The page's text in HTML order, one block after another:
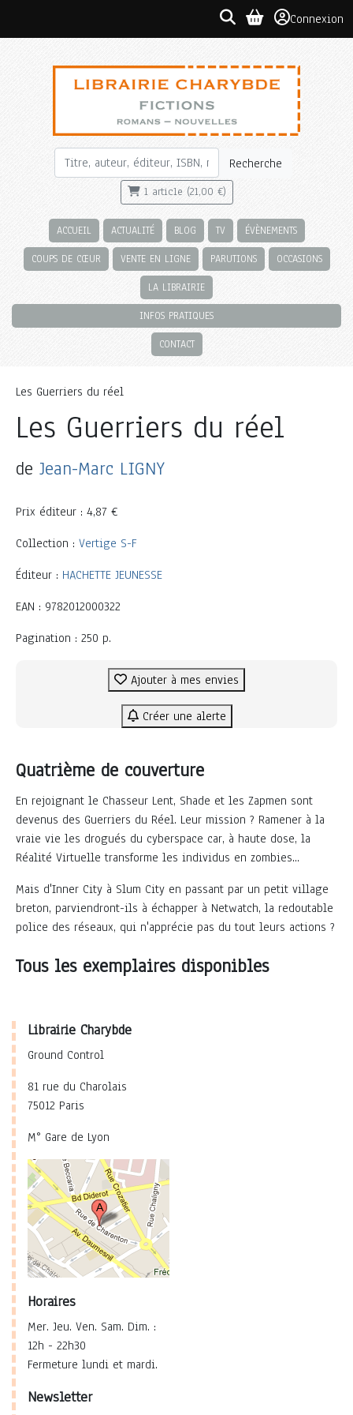
Connexion
Recherche
1 article (21,00 €)
ACCUEIL ACTUALITÉ BLOG TV ÉVÈNEMENTS
COUPS DE CŒUR VENTE EN LIGNE PARUTIONS OCCASIONS
LA LIBRAIRIE
INFOS PRATIQUES
CONTACT
Les Guerriers du réel
Les Guerriers du réel
de Jean-Marc LIGNY
Prix éditeur : 4,87 €
Collection : Vertige S-F
Éditeur : HACHETTE JEUNESSE
EAN : 9782012000322
Pagination : 250 p.
Ajouter à mes envies
Créer une alerte
Quatrième de couverture
En rejoignant le Chasseur Lent, Shade et les Zapmen sont
devenus des Guerriers du Réel. Leur mission ? Ramener à la
vraie vie les drogués du cyberspace car, à haute dose, la
Réalité Virtuelle transforme les individus en zombies...
Mais d'Inner City à Slum City en passant par un petit village
breton, parviendront-ils à échapper à Netwatch, la redoutable
police des réseaux, qui n'apprécie pas du tout leurs actions ?
Tous les exemplaires disponibles
Librairie Charybde
Ground Control
81 rue du Charolais
75012 Paris
M° Gare de Lyon
Horaires
Mer. Jeu. Ven. Sam. Dim. :
12h - 22h30
Fermeture lundi et mardi.
Newsletter